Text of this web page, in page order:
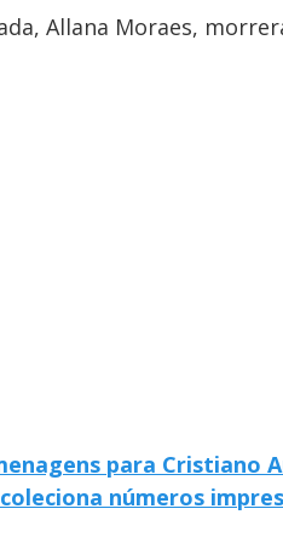
Allana Moraes,
para Cristiano
números